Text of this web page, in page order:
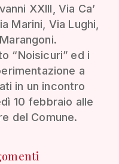
XXIII, Via Ca’
Marini, Via Lughi,
“Noisicuri” ed i
a
in un incontro
10 febbraio alle
del Comune.